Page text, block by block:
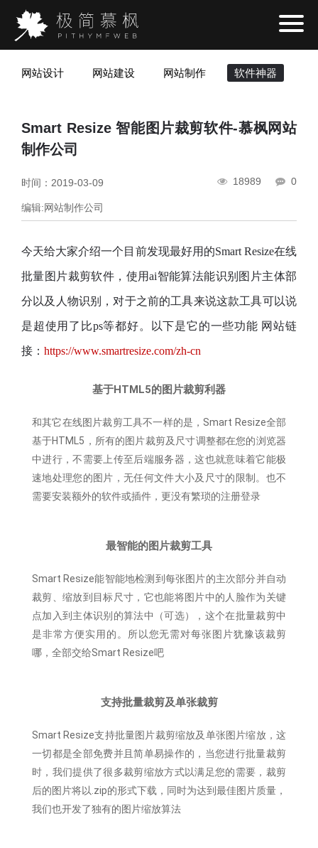
网站设计 网站建设 网站制作 软件神器
Smart Resize 智能图片裁剪软件-慕枫网站
制作公司
时间：2019-03-09
编辑:网站制作公司
18989 0
今天给大家介绍一个目前发现最好用的Smart Resize在线
批量图片裁剪软件，使用ai智能算法能识别图片主体部
分以及人物识别，对于之前的工具来说这款工具可以说
是超使用了比ps等都好。以下是它的一些功能 网站链
接： https://www.smartresize.com/zh-cn
基于HTML5的图片裁剪利器
和其它在线图片裁剪工具不一样的是，Smart Resize全部
基于HTML5，所有的图片裁剪及尺寸调整都在您的浏览器
中进行，不需要上传至后端服务器，这也就意味着它能极
速地处理您的图片，无任何文件大小及尺寸的限制。也不
需要安装额外的软件或插件，更没有繁琐的注册登录
最智能的图片裁剪工具
Smart Resize能智能地检测到每张图片的主次部分并自动
裁剪、缩放到目标尺寸，它也能将图片中的人脸作为关键
点加入到主体识别的算法中（可选），这个在批量裁剪中
是非常方便实用的。所以您无需对每张图片犹豫该裁剪
哪，全部交给Smart Resize吧
支持批量裁剪及单张裁剪
Smart Resize支持批量图片裁剪缩放及单张图片缩放，这
一切都是全部免费并且简单易操作的，当您进行批量裁剪
时，我们提供了很多裁剪缩放方式以满足您的需要，裁剪
后的图片将以.zip的形式下载，同时为达到最佳图片质量，
我们也开发了独有的图片缩放算法